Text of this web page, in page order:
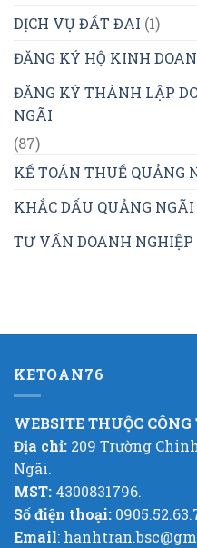
DỊCH VỤ ĐẤT ĐAI (1)
ĐĂNG KÝ HỘ KINH
ĐĂNG KÝ THÀNH LẬP
NGÃI
(87)
KẾ TOÁN THUẾ QUẢNG
KHẮC DẤU QUẢNG NGÃI
TƯ VẤN DOANH NGHIỆP
KETOAN76
WEBSITE THUỘC
Địa chỉ: 209 Trường
Ngãi.
MST: 4300831796.
Số điện thoại:
Email: